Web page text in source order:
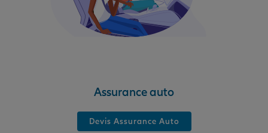
Assurance auto
Devis Assurance Auto